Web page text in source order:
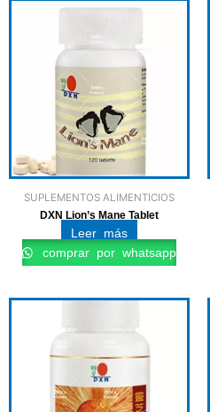
SUPLEMENTOS ALIMENTICIOS
DXN Lion’s Mane Tablet
Leer más
comprar por whatsapp